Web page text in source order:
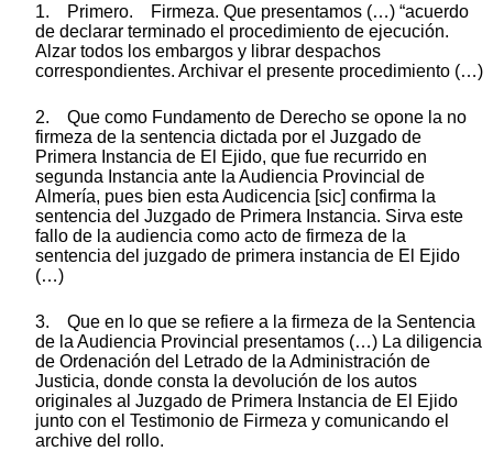
1. Primero. Firmeza. Que presentamos (…) “acuerdo
de declarar terminado el procedimiento de ejecución.
Alzar todos los embargos y librar despachos
correspondientes. Archivar el presente procedimiento (…)
2. Que como Fundamento de Derecho se opone la no
firmeza de la sentencia dictada por el Juzgado de
Primera Instancia de El Ejido, que fue recurrido en
segunda Instancia ante la Audiencia Provincial de
Almería, pues bien esta Audicencia [sic] confirma la
sentencia del Juzgado de Primera Instancia. Sirva este
fallo de la audiencia como acto de firmeza de la
sentencia del juzgado de primera instancia de El Ejido
(…)
3. Que en lo que se refiere a la firmeza de la Sentencia
de la Audiencia Provincial presentamos (…) La diligencia
de Ordenación del Letrado de la Administración de
Justicia, donde consta la devolución de los autos
originales al Juzgado de Primera Instancia de El Ejido
junto con el Testimonio de Firmeza y comunicando el
archive del rollo.